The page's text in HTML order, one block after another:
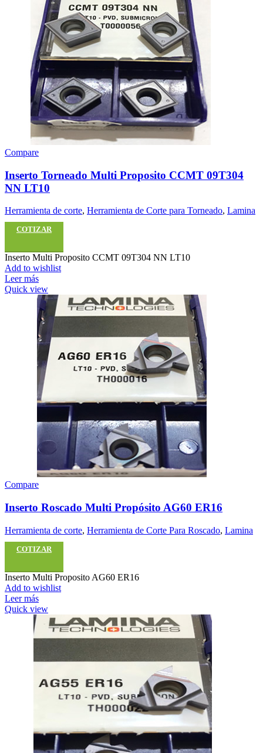
Compare
Inserto Torneado Multi Proposito CCMT 09T304
NN LT10
Herramienta de corte, Herramienta de Corte para Torneado, Lamina
COTIZAR
Inserto Multi Proposito CCMT 09T304 NN LT10
Add to wishlist
Leer más
Quick view
Compare
Inserto Roscado Multi Propósito AG60 ER16
Herramienta de corte, Herramienta de Corte Para Roscado, Lamina
COTIZAR
Inserto Multi Proposito AG60 ER16
Add to wishlist
Leer más
Quick view